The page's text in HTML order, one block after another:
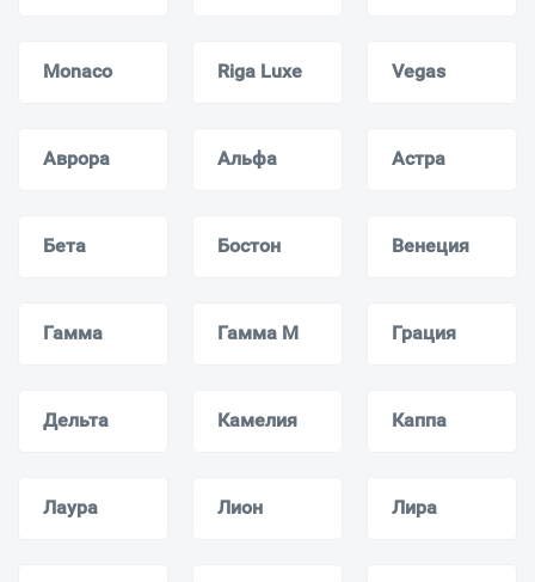
Monaсo Riga Luxe Vegas
Аврора Альфа Астра
Бета Бостон Венеция
Гамма Гамма M Грация
Дельта Камелия Каппа
Лаура Лион Лира